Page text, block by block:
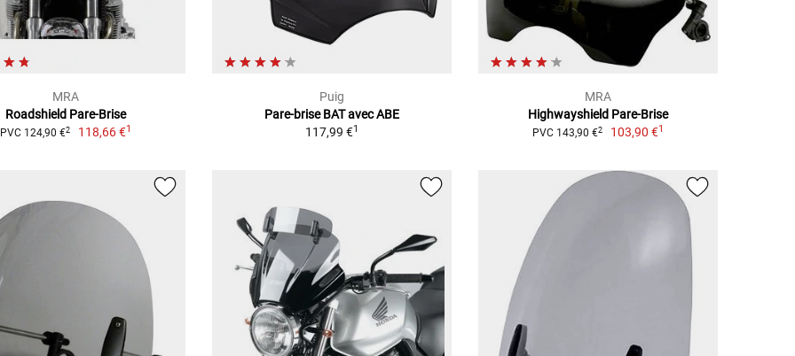
MRA
Roadshield Pare-Brise
PVC 124,90 €2 118,66 €1
Puig
Pare-brise BAT avec ABE
117,99 €1
MRA
Highwayshield Pare-Brise
PVC 143,90 €2 103,90 €1